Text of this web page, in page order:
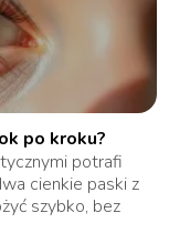
po kroku?
potrafi
cienkie paski z
szybko, bez